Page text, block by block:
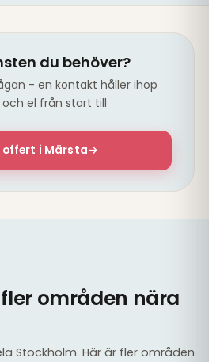
du behöver?
- en kontakt håller ihop
och el från start till
offert i Märsta→
områden nära
Stockholm. Här är fler områden